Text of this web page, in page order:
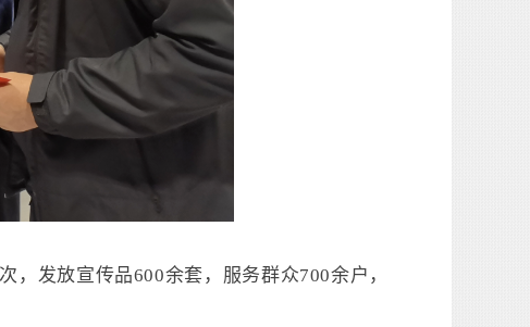
发放宣传品600余套，服务群众700余户，